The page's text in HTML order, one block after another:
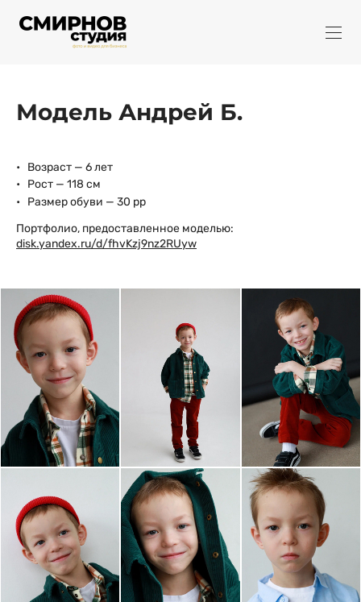
Модель Андрей Б.
Возраст — 6 лет
Рост — 118 см
Размер обуви — 30 рр
Портфолио, предоставленное моделью:
disk.yandex.ru/d/fhvKzj9nz2RUyw